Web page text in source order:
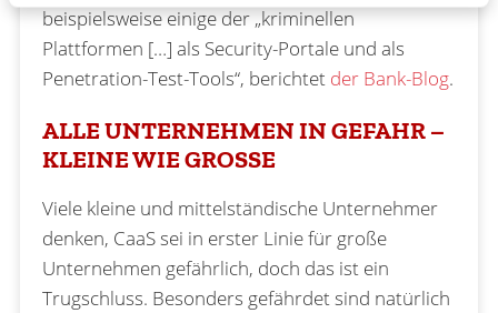
beispielsweise einige der „kriminellen
Plattformen […] als Security-Portale und als
Penetration-Test-Tools“, berichtet der Bank-Blog.
ALLE UNTERNEHMEN IN GEFAHR –
KLEINE WIE GROSSE
Viele kleine und mittelständische Unternehmer
denken, CaaS sei in erster Linie für große
Unternehmen gefährlich, doch das ist ein
Trugschluss. Besonders gefährdet sind natürlich